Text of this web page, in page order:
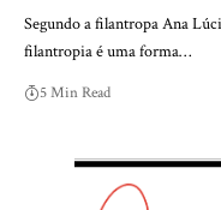
Segundo a filantropa Ana
filantropia é uma forma…
5 Min Read